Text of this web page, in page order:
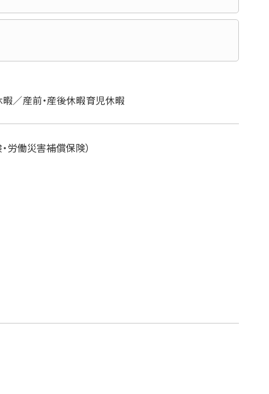
／産前・産後休暇育児休暇
労働災害補償保険）